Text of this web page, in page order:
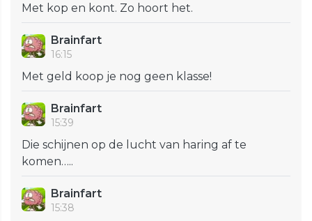
Met kop en kont. Zo hoort het.
Brainfart
16:15
Met geld koop je nog geen klasse!
Brainfart
15:39
Die schijnen op de lucht van haring af te
komen…..
Brainfart
15:38